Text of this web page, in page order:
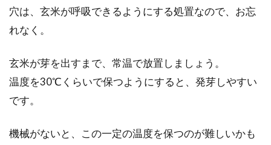
穴は、玄米が呼吸できるようにする処置なので、お忘
れなく。
玄米が芽を出すまで、常温で放置しましょう。
温度を30℃くらいで保つようにすると、発芽しやすい
です。
機械がないと、この一定の温度を保つのが難しいかも